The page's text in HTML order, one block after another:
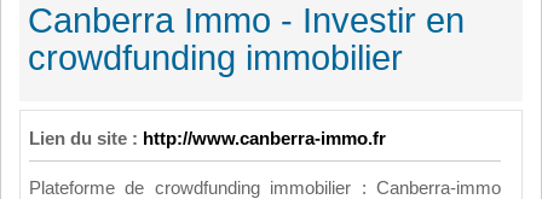
Canberra Immo - Investir en
crowdfunding immobilier
Lien du site : http://www.canberra-immo.fr
Plateforme de crowdfunding immobilier : Canberra-immo